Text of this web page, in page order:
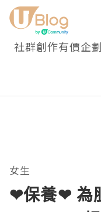
社群創作有價企劃
女生
❤保養❤ 為